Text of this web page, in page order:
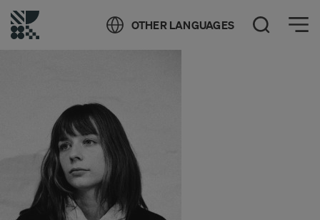
OTHER LANGUAGES Öppna sök
Öppna meny